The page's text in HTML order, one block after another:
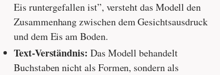
Eis runtergefallen ist”, versteht das Modell den
Zusammenhang zwischen dem Gesichtsausdruck
und dem Eis am Boden.
Text-Verständnis: Das Modell behandelt
Buchstaben nicht als Formen, sondern als